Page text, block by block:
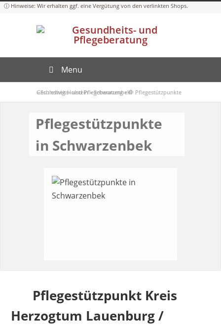
Menu
Gesundheits- und Pflegeberatung»🛑 Pflegestützpunkte
»Schleswig-Holstein»Schwarzenbek
Pflegestützpunkte
in Schwarzenbek
Pflegestützpunkt Kreis
Herzogtum Lauenburg /